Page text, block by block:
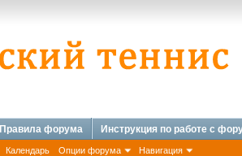
Календарь Опции форума Навигация
Правила форума Инструкция по работе с